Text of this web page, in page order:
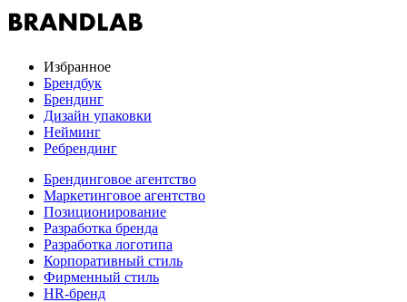
Избранное
Брендбук
Брендинг
Дизайн упаковки
Нейминг
Ребрендинг
Брендинговое агентство
Маркетинговое агентство
Позиционирование
Разработка бренда
Разработка логотипа
Корпоративный стиль
Фирменный стиль
HR-бренд